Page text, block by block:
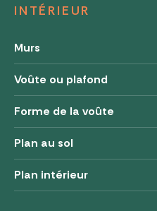
INTÉRIEUR
Murs
Voûte ou plafond
Forme de la voûte
Plan au sol
Plan intérieur